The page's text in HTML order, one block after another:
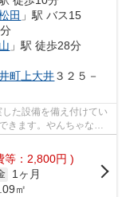
田 」駅 バス15
」駅 徒歩28分
町 上大井３２５－
た設備を備え付けてい
きます。やんちゃなお
等：2,800円 )
1ヶ月
㎡